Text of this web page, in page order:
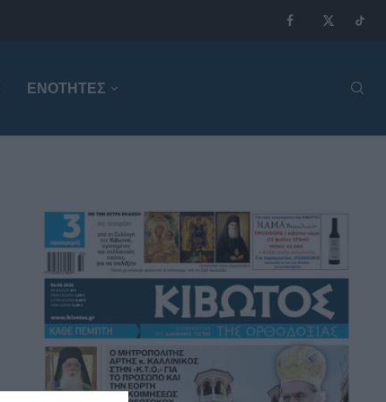
ΕΝΟΤΗΤΕΣ